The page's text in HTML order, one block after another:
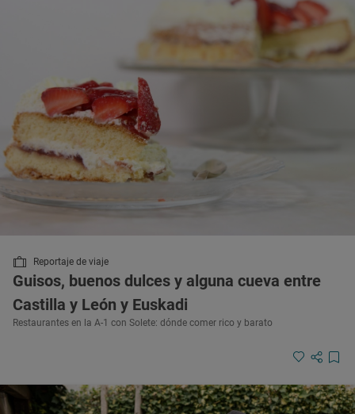
Reportaje de viaje
Guisos, buenos dulces y alguna cueva entre
Castilla y León y Euskadi
Restaurantes en la A-1 con Solete: dónde comer rico y barato